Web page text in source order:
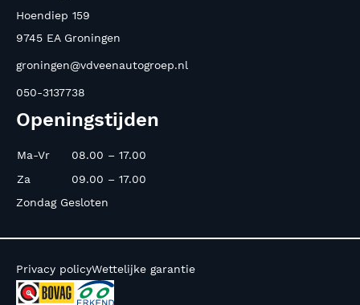
Hoendiep 159
9745 EA Groningen
groningen@vdveenautogroep.nl
050-3137738
Openingstijden
Ma-Vr
08.00 – 17.00
Za
09.00 – 17.00
Zondag Gesloten
Privacy policyWettelijke garantie